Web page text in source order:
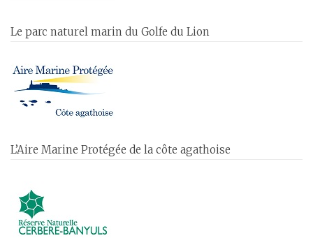
Le parc naturel marin du Golfe du Lion
L’Aire Marine Protégée de la côte agathoise